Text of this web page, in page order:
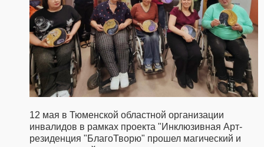
12 мая в Тюменской областной организации
инвалидов в рамках проекта "Инклюзивная Арт-
резиденция "БлагоТворю" прошел магический и